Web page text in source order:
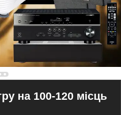
на 100-120 місць